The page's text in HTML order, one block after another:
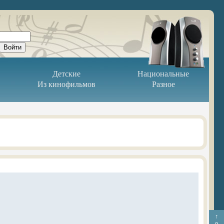
Детские
Национальные
Из кинофильмов Разное
↑